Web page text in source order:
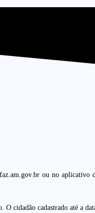
ou no aplicativo
O cidadão cadastrado até a